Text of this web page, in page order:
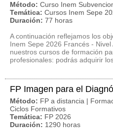
Método: Curso Inem
Temática: Cursos Inem Sepe
Duración: 77 horas
A continuación reflejamos los
Inem Sepe 2026 Francés - Nivel
nuestros cursos de formación
profesionales: podrás adquirir los
FP Imagen para el
Método: FP a distancia |
Ciclos Formativos
Temática: FP 2026
Duración: 1290 horas